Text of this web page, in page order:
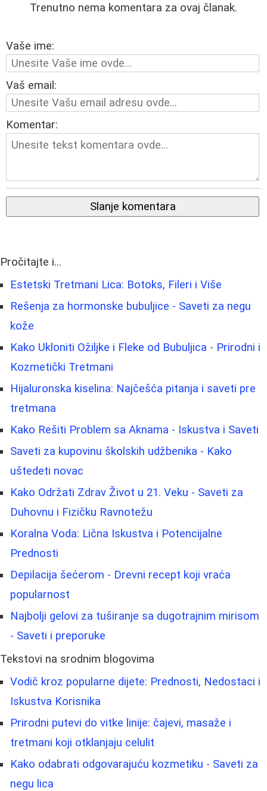
Trenutno nema komentara za ovaj članak.
Vaše ime:
Vaš email:
Komentar:
Slanje komentara
Pročitajte i...
Estetski Tretmani Lica: Botoks, Fileri i Više
Rešenja za hormonske bubuljice - Saveti za negu
kože
Kako Ukloniti Ožiljke i Fleke od Bubuljica - Prirodni i
Kozmetički Tretmani
Hijaluronska kiselina: Najčešća pitanja i saveti pre
tretmana
Kako Rešiti Problem sa Aknama - Iskustva i Saveti
Saveti za kupovinu školskih udžbenika - Kako
uštedeti novac
Kako Održati Zdrav Život u 21. Veku - Saveti za
Duhovnu i Fizičku Ravnotežu
Koralna Voda: Lična Iskustva i Potencijalne
Prednosti
Depilacija šećerom - Drevni recept koji vraća
popularnost
Najbolji gelovi za tuširanje sa dugotrajnim mirisom
- Saveti i preporuke
Tekstovi na srodnim blogovima
Vodič kroz popularne dijete: Prednosti, Nedostaci i
Iskustva Korisnika
Prirodni putevi do vitke linije: čajevi, masaže i
tretmani koji otklanjaju celulit
Kako odabrati odgovarajuću kozmetiku - Saveti za
negu lica